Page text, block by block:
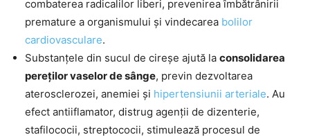
combaterea radicalilor liberi, prevenirea îmbătrânirii
premature a organismului și vindecarea bolilor
cardiovasculare.
Substanțele din sucul de cireșe ajută la consolidarea
pereților vaselor de sânge, previn dezvoltarea
aterosclerozei, anemiei și hipertensiunii arteriale. Au
efect antiiflamator, distrug agenții de dizenterie,
stafilococii, streptococii, stimulează procesul de